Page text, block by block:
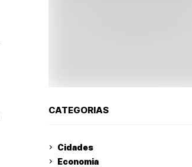
CATEGORIAS
Cidades
Economia